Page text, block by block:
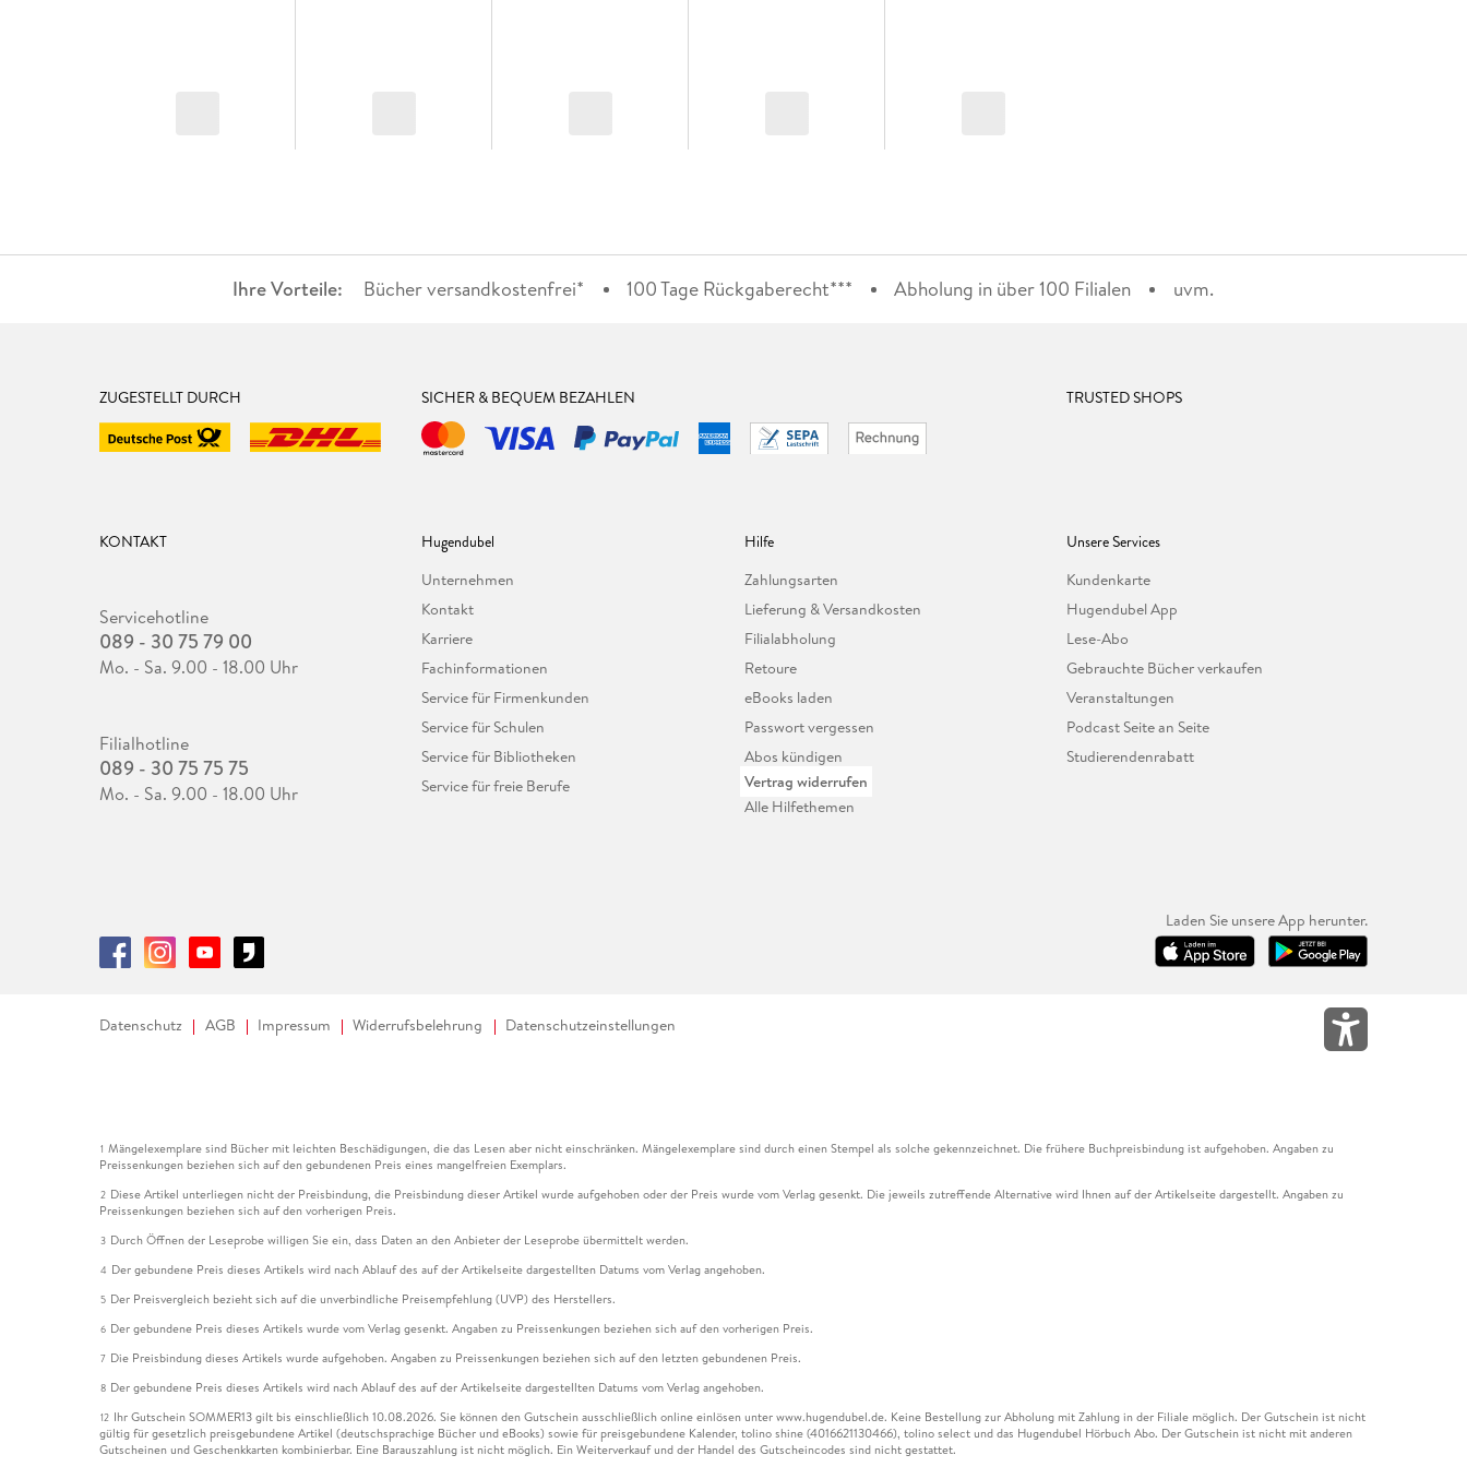
Ihre Vorteile: Bücher versandkostenfrei* 100 Tage Rückgaberecht*** Abholung in über 100 Filialen uvm.
ZUGESTELLT DURCH SICHER & BEQUEM BEZAHLEN TRUSTED SHOPS
KONTAKT
Servicehotline
089 - 30 75 79 00
Mo. - Sa. 9.00 - 18.00 Uhr
Filialhotline
089 - 30 75 75 75
Mo. - Sa. 9.00 - 18.00 Uhr
Hugendubel
Unternehmen
Kontakt
Karriere
Fachinformationen
Service für Firmenkunden
Service für Schulen
Service für Bibliotheken
Service für freie Berufe
Hilfe
Zahlungsarten
Lieferung & Versandkosten
Filialabholung
Retoure
eBooks laden
Passwort vergessen
Abos kündigen
Vertrag widerrufen
Alle Hilfethemen
Unsere Services
Kundenkarte
Hugendubel App
Lese-Abo
Gebrauchte Bücher verkaufen
Veranstaltungen
Podcast Seite an Seite
Studierendenrabatt
Laden Sie unsere App herunter.
Datenschutz AGB Impressum Widerrufsbelehrung Datenschutzeinstellungen
1 Mängelexemplare sind Bücher mit leichten Beschädigungen, die das Lesen aber nicht einschränken. Mängelexemplare sind durch einen Stempel als solche gekennzeichnet. Die frühere Buchpreisbindung ist aufgehoben. Angaben zu
Preissenkungen beziehen sich auf den gebundenen Preis eines mangelfreien Exemplars.
2 Diese Artikel unterliegen nicht der Preisbindung, die Preisbindung dieser Artikel wurde aufgehoben oder der Preis wurde vom Verlag gesenkt. Die jeweils zutreffende Alternative wird Ihnen auf der Artikelseite dargestellt. Angaben zu
Preissenkungen beziehen sich auf den vorherigen Preis.
3 Durch Öffnen der Leseprobe willigen Sie ein, dass Daten an den Anbieter der Leseprobe übermittelt werden.
4 Der gebundene Preis dieses Artikels wird nach Ablauf des auf der Artikelseite dargestellten Datums vom Verlag angehoben.
5 Der Preisvergleich bezieht sich auf die unverbindliche Preisempfehlung (UVP) des Herstellers.
6 Der gebundene Preis dieses Artikels wurde vom Verlag gesenkt. Angaben zu Preissenkungen beziehen sich auf den vorherigen Preis.
7 Die Preisbindung dieses Artikels wurde aufgehoben. Angaben zu Preissenkungen beziehen sich auf den letzten gebundenen Preis.
8 Der gebundene Preis dieses Artikels wird nach Ablauf des auf der Artikelseite dargestellten Datums vom Verlag angehoben.
12 Ihr Gutschein SOMMER13 gilt bis einschließlich 10.08.2026. Sie können den Gutschein ausschließlich online einlösen unter www.hugendubel.de. Keine Bestellung zur Abholung mit Zahlung in der Filiale möglich. Der Gutschein ist nicht
gültig für gesetzlich preisgebundene Artikel (deutschsprachige Bücher und eBooks) sowie für preisgebundene Kalender, tolino shine (4016621130466), tolino select und das Hugendubel Hörbuch Abo. Der Gutschein ist nicht mit anderen
Gutscheinen und Geschenkkarten kombinierbar. Eine Barauszahlung ist nicht möglich. Ein Weiterverkauf und der Handel des Gutscheincodes sind nicht gestattet.